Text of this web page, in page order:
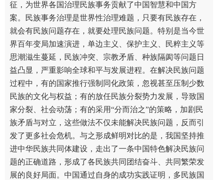
征，为世界各国治理民族事务贡献了中国智慧和中国方
案。民族事务治理是世界性治理难题，只要有民族存在，
就会有民族问题存在，就要处理民族问题。特别是当今世
界百年变局加速演进，单边主义、保护主义、民粹主义等
思潮滋生蔓延，民族冲突、宗教矛盾、种族隔阂等问题日
益凸显，严重影响全球和平与发展进程。在解决民族问题
过程中，有的国家推行强制同化政策，忽视甚至压制少数
民族的文化与权益；有的放任民族分裂势力发展，导致国
家分裂、社会动荡；有的采用“分而治之”的策略，加剧民
族矛盾与对立，这些做法不仅未能解决民族问题，反而引
发了更多社会危机。与之形成鲜明对比的是，我国坚持推
进中华民族共同体建设，走出了一条中国特色解决民族问
题的正确道路，形成了各民族共同团结奋斗、共同繁荣发
展的良好局面。中国通过自身的成功实践证明，多民族国